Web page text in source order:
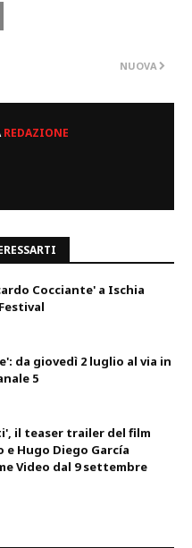
NUOVA
REDAZIONE
Cocciante' a Ischia
da giovedì 2 luglio al via in
5
il teaser trailer del film
e Hugo Diego García
Video dal 9 settembre